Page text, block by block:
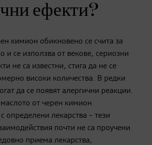
ефекти?
кимион обикновено се счита за
и се използва от векове, сериозни
не са известни, стига да не се
високи количества. В редки
да се появят алергични реакции.
от черен кимион
определени лекарства – тези
почти не са проучени.
приема лекарства,